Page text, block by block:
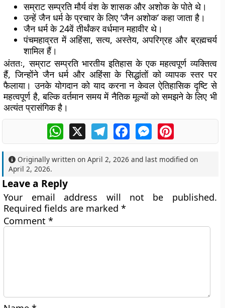
सम्राट सम्प्रति मौर्य वंश के शासक और अशोक के पोते थे।
उन्हें जैन धर्म के प्रचार के लिए ‘जैन अशोक’ कहा जाता है।
जैन धर्म के 24वें तीर्थंकर वर्धमान महावीर थे।
पंचमहाव्रत में अहिंसा, सत्य, अस्तेय, अपरिग्रह और ब्रह्मचर्य
शामिल हैं।
अंततः, सम्राट सम्प्रति भारतीय इतिहास के एक महत्वपूर्ण व्यक्तित्व
हैं, जिन्होंने जैन धर्म और अहिंसा के सिद्धांतों को व्यापक स्तर पर
फैलाया। उनके योगदान को याद करना न केवल ऐतिहासिक दृष्टि से
महत्वपूर्ण है, बल्कि वर्तमान समय में नैतिक मूल्यों को समझने के लिए भी
अत्यंत प्रासंगिक है।
WhatsApp
X TelegramFacebookMessengerPinterest
Originally written onApril 2, 2026 and last modified on
April 2, 2026.
Leave a Reply
Your email address will not be published.
Required fields are marked*
Comment*